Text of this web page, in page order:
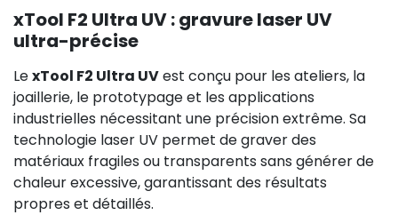
xTool F2 Ultra UV : gravure laser UV
ultra-précise
LexTool F2 Ultra UVest conçu pour les ateliers, la
joaillerie, le prototypage et les applications
industrielles nécessitant une précision extrême. Sa
technologie laser UV permet de graver des
matériaux fragiles ou transparents sans générer de
chaleur excessive, garantissant des résultats
propres et détaillés.